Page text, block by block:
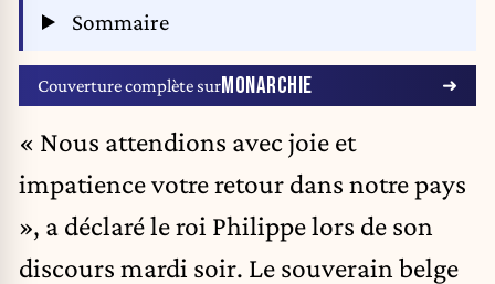
Sommaire
Couverture complète surMONARCHIE
« Nous attendions avec joie et
impatience votre retour dans notre pays
», a déclaré le roi Philippe lors de son
discours mardi soir. Le souverain belge